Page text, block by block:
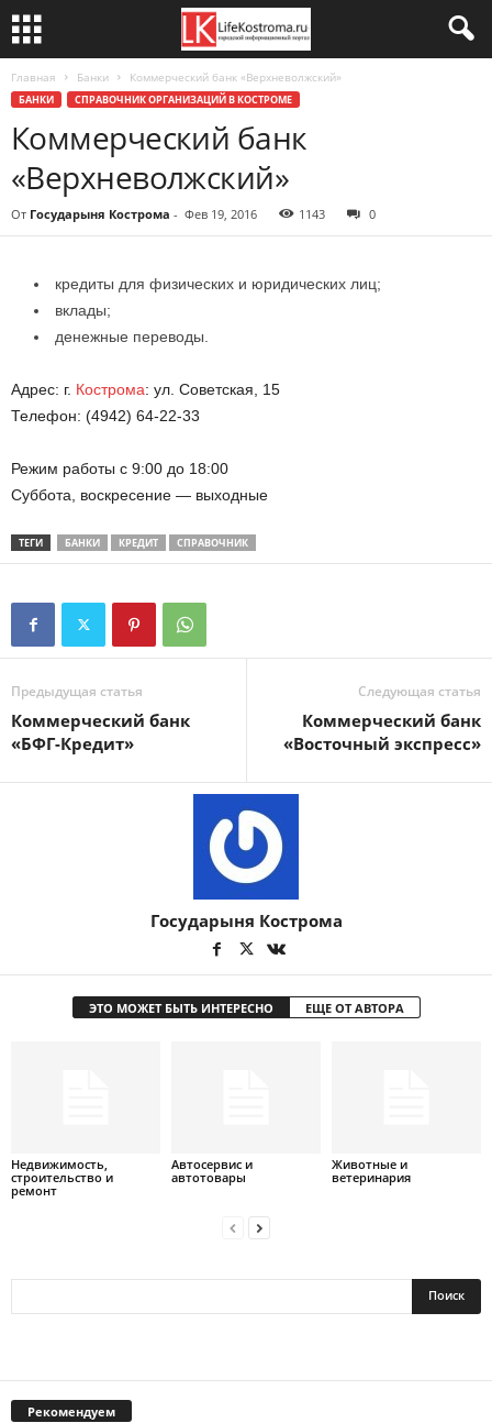
Главная Банки Коммерческий банк «Верхневолжский»
БАНКИ СПРАВОЧНИК ОРГАНИЗАЦИЙ В КОСТРОМЕ
Коммерческий банк
«Верхневолжский»
От Государыня Кострома - Фев 19, 2016 1143 0
кредиты для физических и юридических лиц;
вклады;
денежные переводы.
Адрес: г. Кострома: ул. Советская, 15
Телефон: (4942) 64‑22‑33
Режим работы с 9:00 до 18:00
Суббота, воскресение — выходные
ТЕГИ БАНКИ КРЕДИТ СПРАВОЧНИК
Предыдущая статья
Коммерческий банк
«БФГ-Кредит»
Следующая статья
Коммерческий банк
«Восточный экспресс»
Государыня Кострома
ЭТО МОЖЕТ БЫТЬ ИНТЕРЕСНО ЕЩЕ ОТ АВТОРА
Недвижимость,
строительство и
ремонт
Автосервис и
автотовары
Животные и
ветеринария
Рекомендуем